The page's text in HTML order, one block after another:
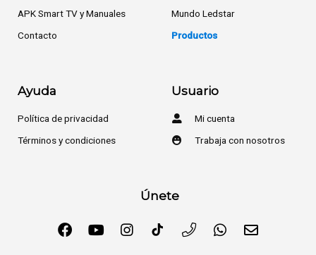
APK Smart TV y Manuales
Contacto
Mundo Ledstar
Productos
Ayuda
Política de privacidad
Términos y condiciones
Usuario
Mi cuenta
Trabaja con nosotros
Únete